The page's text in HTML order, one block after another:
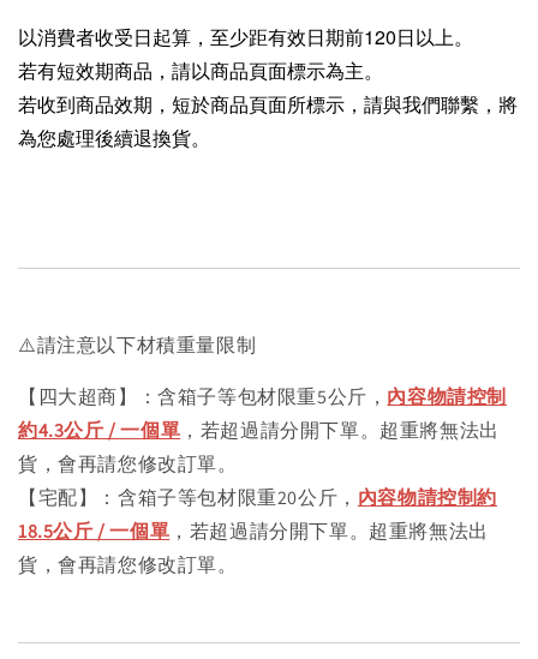
以消費者收受日起算，至少距有效日期前120日以上。
若有短效期商品，請以商品頁面標示為主。
若收到商品效期，短於商品頁面所標示，請與我們聯繫，將
為您處理後續退換貨。
⚠️請注意以下材積重量限制
【四大超商】：含箱子等包材限重5公斤， 內容物請控制
約4.3公斤 / 一個單 ，若超過請分開下單。超重將無法出
貨，會再請您修改訂單。
【宅配】：含箱子等包材限重20公斤， 內容物請控制約
18.5公斤 / 一個單 ，若超過請分開下單。超重將無法出
貨，會再請您修改訂單。